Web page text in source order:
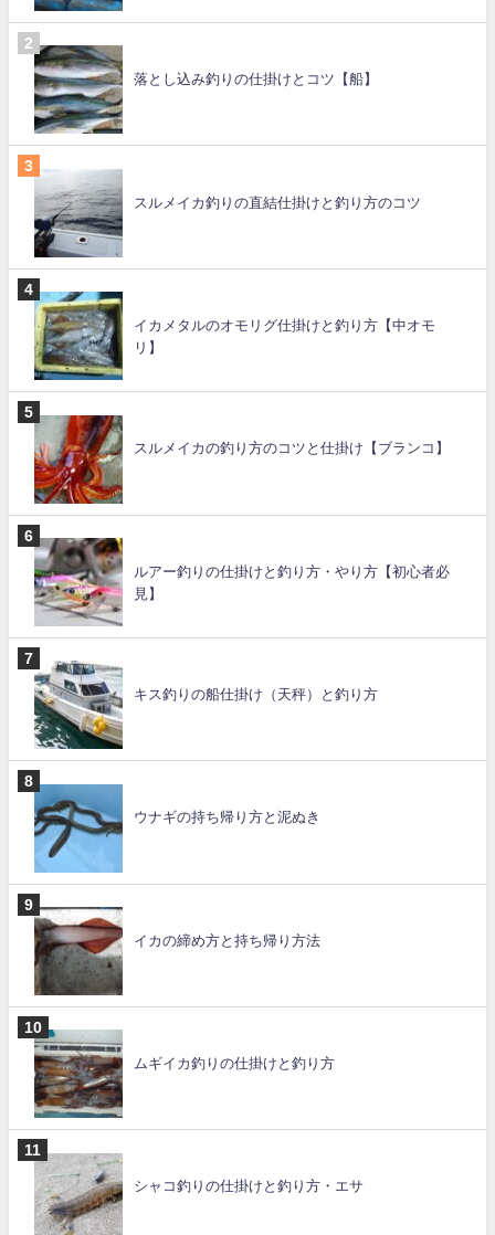
落とし込み釣りの仕掛けとコツ【船】
スルメイカ釣りの直結仕掛けと釣り方のコツ
イカメタルのオモリグ仕掛けと釣り方【中オモ
リ】
スルメイカの釣り方のコツと仕掛け【ブランコ】
ルアー釣りの仕掛けと釣り方・やり方【初心者必
見】
キス釣りの船仕掛け（天秤）と釣り方
ウナギの持ち帰り方と泥ぬき
イカの締め方と持ち帰り方法
ムギイカ釣りの仕掛けと釣り方
シャコ釣りの仕掛けと釣り方・エサ